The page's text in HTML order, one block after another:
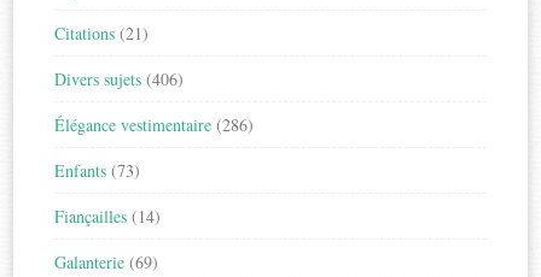
Citations (21)
Divers sujets (406)
Élégance vestimentaire (286)
Enfants (73)
Fiançailles (14)
Galanterie (69)